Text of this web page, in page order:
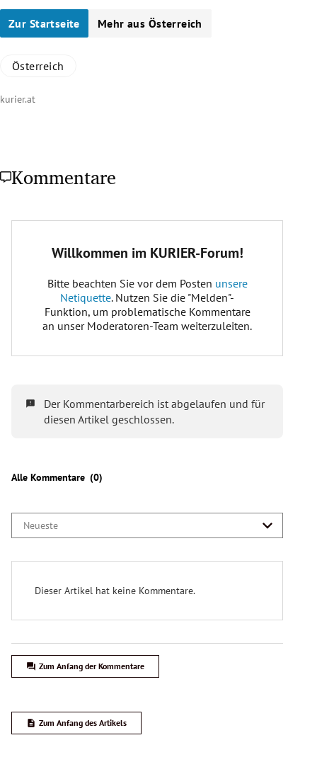
Zur Startseite Mehr aus Österreich
Österreich
kurier.at
Kommentare